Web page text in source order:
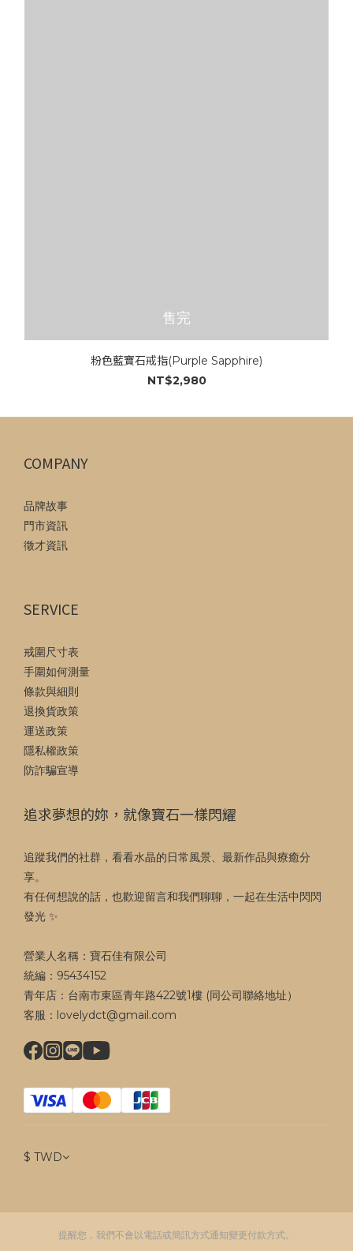
售完
粉色藍寶石戒指(Purple Sapphire)
NT$2,980
COMPANY
品牌故事
門市資訊
徵才資訊
SERVICE
戒圍尺寸表
手圍如何測量
條款與細則
退換貨政策
運送政策
隱私權政策
防詐騙宣導
追求夢想的妳，就像寶石一樣閃耀
追蹤我們的社群，看看水晶的日常風景、最新作品與療癒分
享。
有任何想說的話，也歡迎留言和我們聊聊，一起在生活中閃閃
發光 ✨
營業人名稱：寶石佳有限公司
統編：95434152
青年店：台南市東區青年路422號1樓 (同公司聯絡地址）
客服：lovelydct@gmail.com
$ TWD
提醒您，我們不會以電話或簡訊方式通知變更付款方式。